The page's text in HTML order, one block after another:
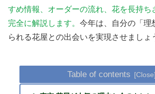
すめ情報、オーダーの流れ、花を長持ち
完全に解説します。 今年は、自分の「理
られる花屋との出会いを実現させましょ
Table of contents